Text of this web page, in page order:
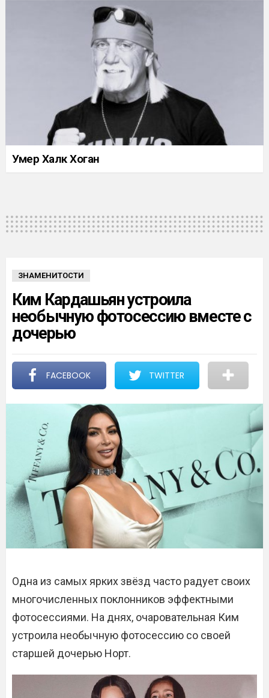
Умер Халк Хоган
ЗНАМЕНИТОСТИ
Ким Кардашьян устроила
необычную фотосессию вместе с
дочерью
FACEBOOK TWITTER
Одна из самых ярких звёзд часто радует своих
многочисленных поклонников эффектными
фотосессиями. На днях, очаровательная Ким
устроила необычную фотосессию со своей
старшей дочерью Норт.